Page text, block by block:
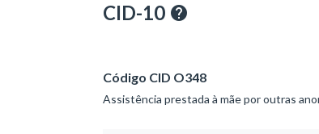
CID-10
Código CID O348
Assistência prestada à mãe por outras